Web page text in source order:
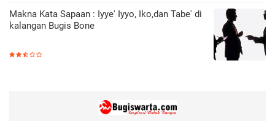
Makna Kata Sapaan : Iyye' Iyyo, Iko,dan Tabe' di
kalangan Bugis Bone